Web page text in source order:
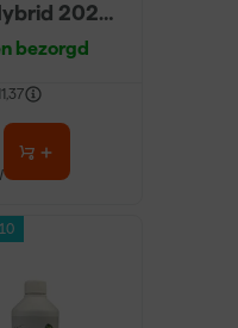
2020
bezorgd